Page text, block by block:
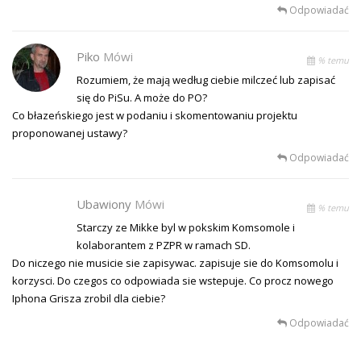
Odpowiadać
Piko Mówi % temu
Rozumiem, że mają według ciebie milczeć lub zapisać
się do PiSu. A może do PO?
Co błazeńskiego jest w podaniu i skomentowaniu projektu
proponowanej ustawy?
Odpowiadać
Ubawiony Mówi % temu
Starczy ze Mikke byl w pokskim Komsomole i
kolaborantem z PZPR w ramach SD.
Do niczego nie musicie sie zapisywac. zapisuje sie do Komsomolu i
korzysci. Do czegos co odpowiada sie wstepuje. Co procz nowego
Iphona Grisza zrobil dla ciebie?
Odpowiadać